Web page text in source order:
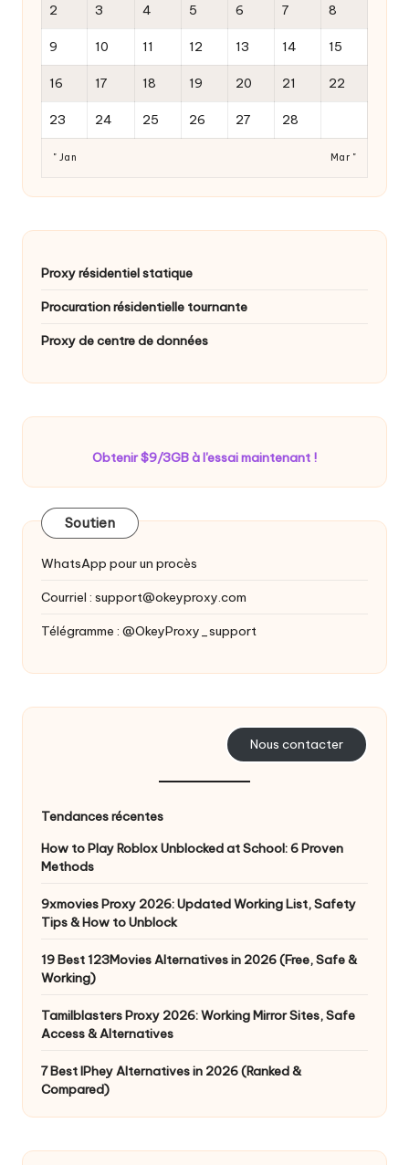
2 3 4 5 6 7 8
9 10 11 12 13 14 15
16 17 18 19 20 21 22
23 24 25 26 27 28
" Jan Mar "
Proxy résidentiel statique
Procuration résidentielle tournante
Proxy de centre de données
Obtenir $9/3GB à l'essai maintenant !
Soutien
WhatsApp pour un procès
Courriel : support@okeyproxy.com
Télégramme : @OkeyProxy_support
Nous contacter
Tendances récentes
How to Play Roblox Unblocked at School: 6 Proven
Methods
9xmovies Proxy 2026: Updated Working List, Safety
Tips & How to Unblock
19 Best 123Movies Alternatives in 2026 (Free, Safe &
Working)
Tamilblasters Proxy 2026: Working Mirror Sites, Safe
Access & Alternatives
7 Best IPhey Alternatives in 2026 (Ranked &
Compared)